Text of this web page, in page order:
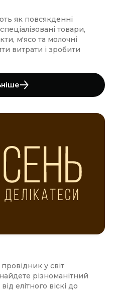
як повсякденні
товари,
м'ясо та молочні
витрати і зробити
у світ
різноманітний
елітного віскі до